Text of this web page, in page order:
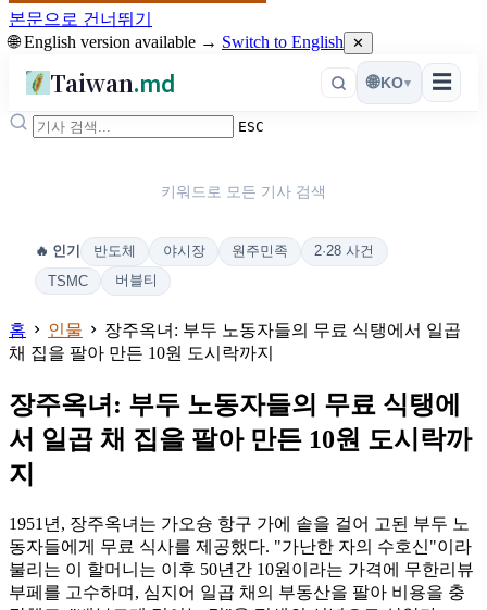
본문으로 건너뛰기
🌐 English version available → Switch to English ✕
Taiwan.md ☰
🌐KO▾
ESC
키워드로 모든 기사 검색
🔥 인기 반도체 야시장 원주민족
2·28 사건
TSMC
버블티
홈 인물
장주옥녀: 부두 노동자들의 무료 식탱에서 일곱
채 집을 팔아 만든 10원 도시락까지
장주옥녀: 부두 노동자들의 무료 식탱에
서 일곱 채 집을 팔아 만든 10원 도시락까
지
1951년, 장주옥녀는 가오슝 항구 가에 솥을 걸어 고된 부두 노
동자들에게 무료 식사를 제공했다. "가난한 자의 수호신"이라
불리는 이 할머니는 이후 50년간 10원이라는 가격에 무한리뷰
부페를 고수하며, 심지어 일곱 채의 부동산을 팔아 비용을 충